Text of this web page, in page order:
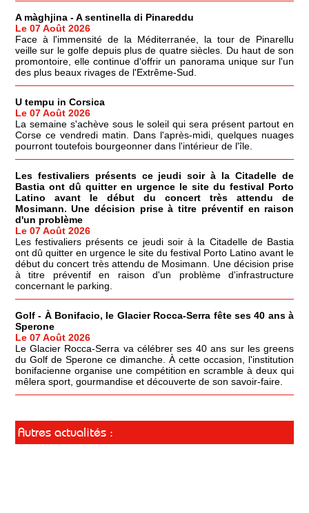
A màghjina - A sentinella di Pinareddu
Le 07 Août 2026
Face à l'immensité de la Méditerranée, la tour de Pinarellu
veille sur le golfe depuis plus de quatre siècles. Du haut de son
promontoire, elle continue d'offrir un panorama unique sur l'un
des plus beaux rivages de l'Extrême-Sud.
U tempu in Corsica
Le 07 Août 2026
La semaine s'achève sous le soleil qui sera présent partout en
Corse ce vendredi matin. Dans l'après-midi, quelques nuages
pourront toutefois bourgeonner dans l'intérieur de l'île.
Les festivaliers présents ce jeudi soir à la Citadelle de
Bastia ont dû quitter en urgence le site du festival Porto
Latino avant le début du concert très attendu de
Mosimann. Une décision prise à titre préventif en raison
d'un problème
Le 07 Août 2026
Les festivaliers présents ce jeudi soir à la Citadelle de Bastia
ont dû quitter en urgence le site du festival Porto Latino avant le
début du concert très attendu de Mosimann. Une décision prise
à titre préventif en raison d'un problème d'infrastructure
concernant le parking.
Golf - À Bonifacio, le Glacier Rocca-Serra fête ses 40 ans à
Sperone
Le 07 Août 2026
Le Glacier Rocca-Serra va célébrer ses 40 ans sur les greens
du Golf de Sperone ce dimanche. À cette occasion, l'institution
bonifacienne organise une compétition en scramble à deux qui
mêlera sport, gourmandise et découverte de son savoir-faire.
Autres actualités :